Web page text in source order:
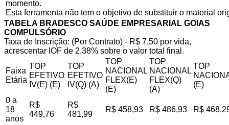
momento.
Esta ferramenta não tem o objetivo de substituir o material
TABELA BRADESCO SAÚDE EMPRESARIAL GOIAS
COMPULSÓRIO
Taxa de Inscrição: (Por Contrato) - R$ 7,50 por vida,
acrescentar IOF de 2,38% sobre o valor total final.
Faixa
Etária
TOP
EFETIVO
IV(E) (E)
TOP
EFETIVO
IV(Q) (A)
TOP
NACIONAL
FLEX(E)
(E)
TOP
NACIONAL
FLEX(Q)
(A)
TOP
(E)
0 a
18
anos
R$
449,76
R$
481,99
R$ 458,93 R$ 486,93 R$